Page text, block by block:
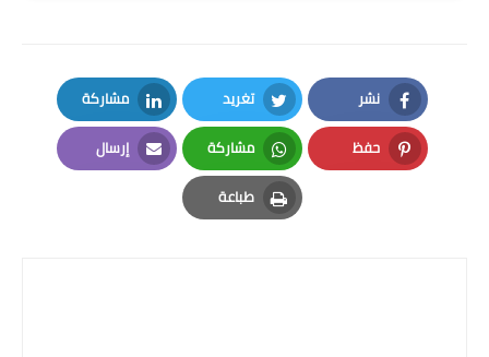
نشر
Facebook
تغريد
Twitter
مشاركة
LinkedIn
حفظ
Pinterest
مشاركة
Whatsapp
إرسال
Email
طباعة
Print